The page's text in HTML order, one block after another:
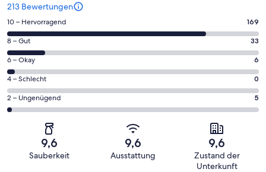
213 Bewertungen
169
von
insgesamt
213
Gästebewertungen
haben
eine
Bewertung
Hervorragend
10 – Hervorragend 169
33
von
insgesamt
213
Gästebewertungen
haben
eine
Bewertung
8 – Gut 33
6
von
insgesamt
213
Gästebewertungen
Bewertung
6 – Okay 6
0
von
insgesamt
Gästebewertungen
4 – Schlecht 0
5
von
insgesamt
Gästebewertungen
haben
2 – Ungenügend 5
9,6
Sauberkeit
9,6
Ausstattung
9,6
Zustand der
Unterkunft